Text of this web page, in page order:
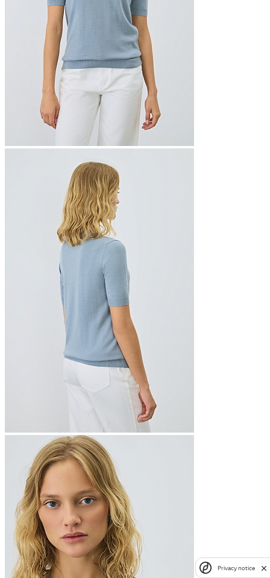
Privacy notice